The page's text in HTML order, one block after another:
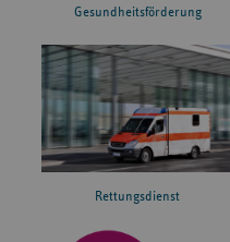
Gesundheitsförderung
Rettungsdienst